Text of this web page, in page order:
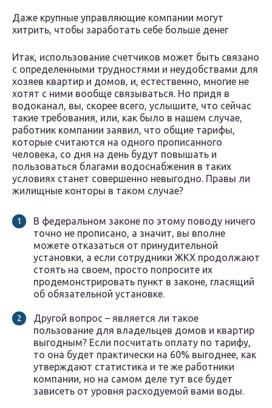
Даже крупные управляющие компании могут
хитрить, чтобы заработать себе больше денег
Итак, использование счетчиков может быть связано
с определенными трудностями и неудобствами для
хозяев квартир и домов, и, естественно, многие не
хотят с ними вообще связываться. Но придя в
водоканал, вы, скорее всего, услышите, что сейчас
такие требования, или, как было в нашем случае,
работник компании заявил, что общие тарифы,
которые считаются на одного прописанного
человека, со дня на день будут повышать и
пользоваться благами водоснабжения в таких
условиях станет совершенно невыгодно. Правы ли
жилищные конторы в таком случае?
В федеральном законе по этому поводу ничего
точно не прописано, а значит, вы вполне
можете отказаться от принудительной
установки, а если сотрудники ЖКХ продолжают
стоять на своем, просто попросите их
продемонстрировать пункт в законе, гласящий
об обязательной установке.
Другой вопрос – является ли такое
пользование для владельцев домов и квартир
выгодным? Если посчитать оплату по тарифу,
то она будет практически на 60% выгоднее, как
утверждают статистика и те же работники
компании, но на самом деле тут все будет
зависеть от уровня расходуемой вами воды.